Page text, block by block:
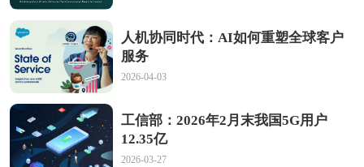
人机协同时代：AI如何重塑全球客户
服务
2026-04-03
工信部：2026年2月末我国5G用户
12.35亿
2026-03-27